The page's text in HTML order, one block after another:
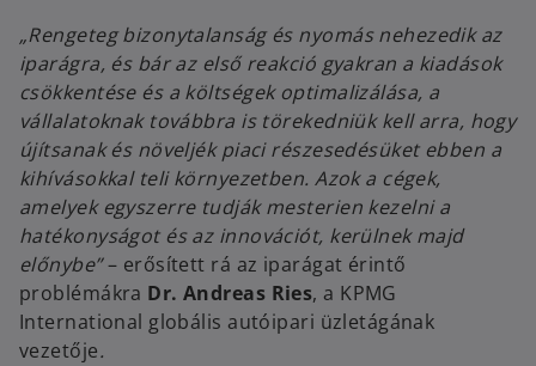
„Rengeteg bizonytalanság és nyomás nehezedik az
iparágra, és bár az első reakció gyakran a kiadások
csökkentése és a költségek optimalizálása, a
vállalatoknak továbbra is törekedniük kell arra, hogy
újítsanak és növeljék piaci részesedésüket ebben a
kihívásokkal teli környezetben. Azok a cégek,
amelyek egyszerre tudják mesterien kezelni a
hatékonyságot és az innovációt, kerülnek majd
előnybe”– erősített rá az iparágat érintő
problémákra Dr. Andreas Ries, a KPMG
International globális autóipari üzletágának
vezetője.